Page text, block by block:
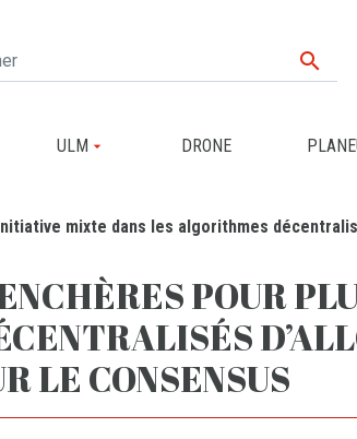

ULM DRONE
mixte dans les algorithmes
POUR
LE CONSENSUS